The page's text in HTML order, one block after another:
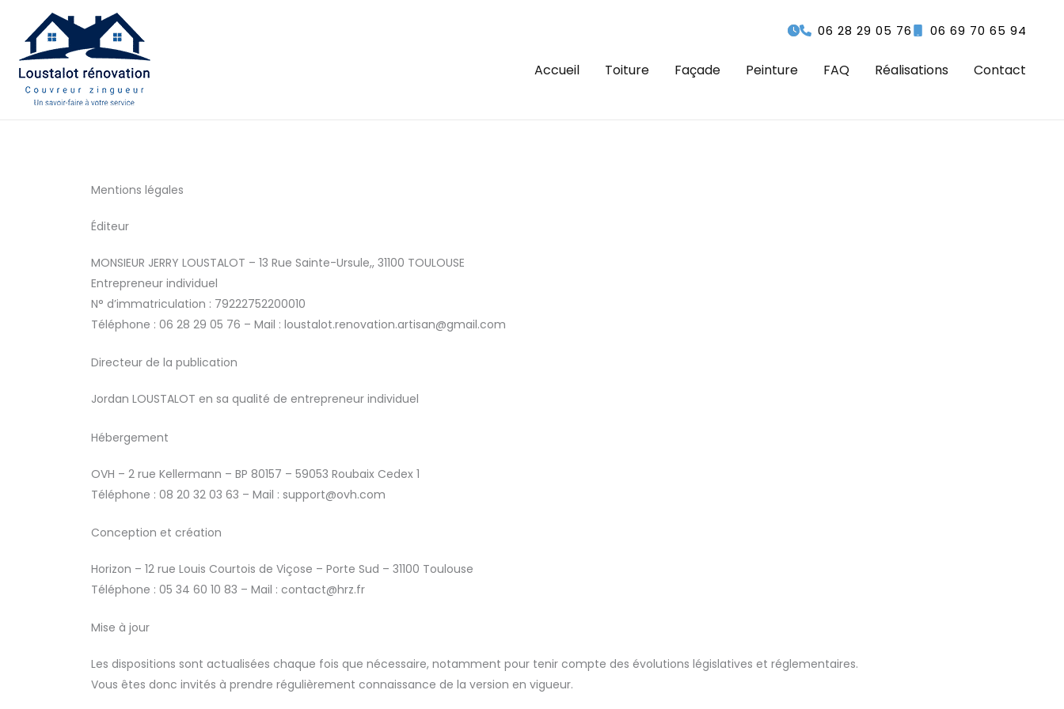
contenu
Accueil Toiture Façade Peinture FAQ Réalisations Contact
06 28 29 05 76 06 69 70 65 94
Mentions légales
Éditeur
MONSIEUR JERRY LOUSTALOT – 13 Rue Sainte-Ursule,, 31100 TOULOUSE
Entrepreneur individuel
N° d’immatriculation : 79222752200010
Téléphone : 06 28 29 05 76 – Mail : loustalot.renovation.artisan@gmail.com
Directeur de la publication
Jordan LOUSTALOT en sa qualité de entrepreneur individuel
Hébergement
OVH – 2 rue Kellermann – BP 80157 – 59053 Roubaix Cedex 1
Téléphone : 08 20 32 03 63 – Mail : support@ovh.com
Conception et création
Horizon – 12 rue Louis Courtois de Viçose – Porte Sud – 31100 Toulouse
Téléphone : 05 34 60 10 83 – Mail : contact@hrz.fr
Mise à jour
Les dispositions sont actualisées chaque fois que nécessaire, notamment pour tenir compte des évolutions législatives et réglementaires.
Vous êtes donc invités à prendre régulièrement connaissance de la version en vigueur.